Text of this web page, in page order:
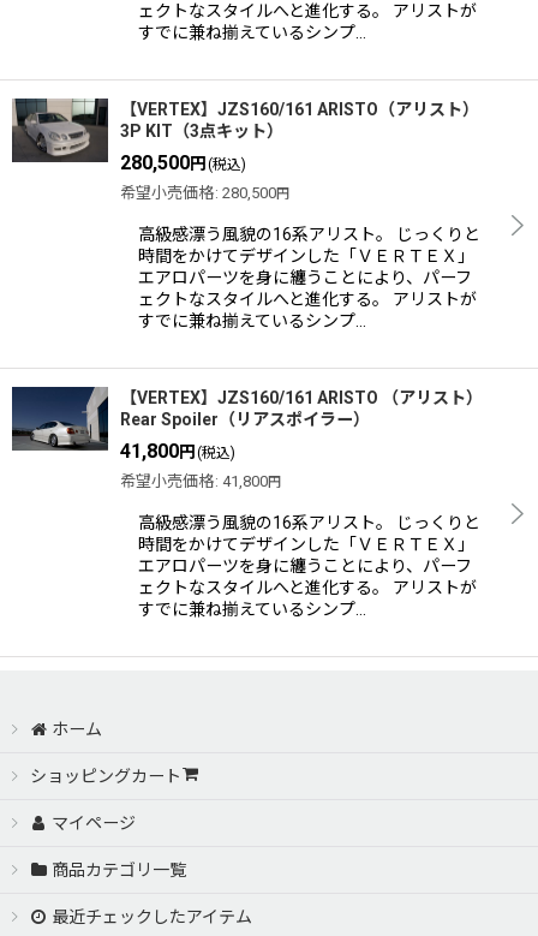
ェクトなスタイルへと進化する。 アリストが
すでに兼ね揃えているシンプ…
【VERTEX】JZS160/161 ARISTO（アリスト）
3P KIT（3点キット）
280,500円 (税込)
希望小売価格: 280,500円
高級感漂う風貌の16系アリスト。 じっくりと
時間をかけてデザインした「ＶＥＲＴＥＸ」
エアロパーツを身に纏うことにより、パーフ
ェクトなスタイルへと進化する。 アリストが
すでに兼ね揃えているシンプ…
【VERTEX】JZS160/161 ARISTO （アリスト）
Rear Spoiler（リアスポイラー）
41,800円 (税込)
希望小売価格: 41,800円
高級感漂う風貌の16系アリスト。 じっくりと
時間をかけてデザインした「ＶＥＲＴＥＸ」
エアロパーツを身に纏うことにより、パーフ
ェクトなスタイルへと進化する。 アリストが
すでに兼ね揃えているシンプ…
ホーム
ショッピングカート
マイページ
商品カテゴリ一覧
最近チェックしたアイテム